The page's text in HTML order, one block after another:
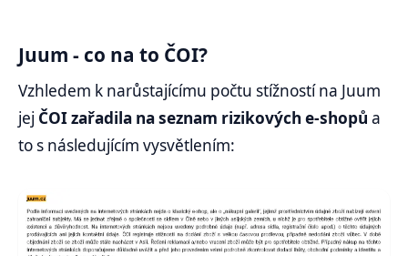
Juum - co na to ČOI?
Vzhledem k narůstajícímu počtu stížností na Juum
jej ČOI zařadila na seznam rizikových e-shopů a
to s následujícím vysvětlením: